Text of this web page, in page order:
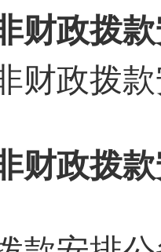
财政拨
财政拨
财政拨